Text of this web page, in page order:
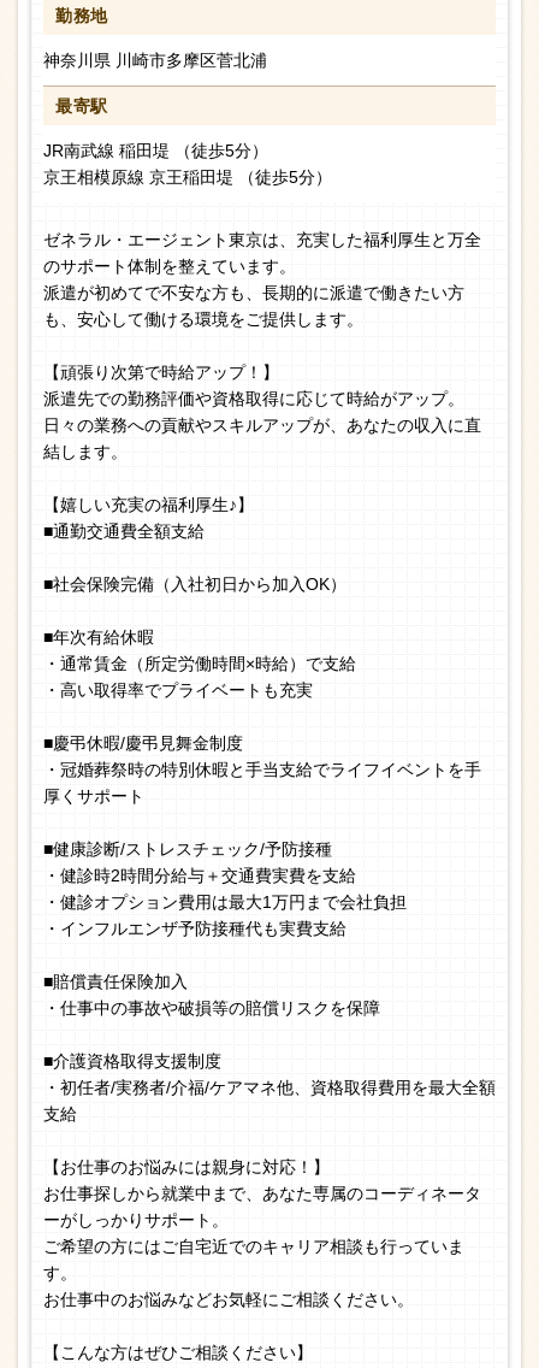
勤務地
神奈川県 川崎市多摩区菅北浦
最寄駅
JR南武線 稲田堤 （徒歩5分）
京王相模原線 京王稲田堤 （徒歩5分）
ゼネラル・エージェント東京は、充実した福利厚生と万全
のサポート体制を整えています。
派遣が初めてで不安な方も、長期的に派遣で働きたい方
も、安心して働ける環境をご提供します。
【頑張り次第で時給アップ！】
派遣先での勤務評価や資格取得に応じて時給がアップ。
日々の業務への貢献やスキルアップが、あなたの収入に直
結します。
【嬉しい充実の福利厚生♪】
■通勤交通費全額支給
■社会保険完備（入社初日から加入OK）
■年次有給休暇
・通常賃金（所定労働時間×時給）で支給
・高い取得率でプライベートも充実
■慶弔休暇/慶弔見舞金制度
・冠婚葬祭時の特別休暇と手当支給でライフイベントを手
厚くサポート
■健康診断/ストレスチェック/予防接種
・健診時2時間分給与＋交通費実費を支給
・健診オプション費用は最大1万円まで会社負担
・インフルエンザ予防接種代も実費支給
■賠償責任保険加入
・仕事中の事故や破損等の賠償リスクを保障
■介護資格取得支援制度
・初任者/実務者/介福/ケアマネ他、資格取得費用を最大全額
支給
【お仕事のお悩みには親身に対応！】
お仕事探しから就業中まで、あなた専属のコーディネータ
ーがしっかりサポート。
ご希望の方にはご自宅近でのキャリア相談も行っていま
す。
お仕事中のお悩みなどお気軽にご相談ください。
【こんな方はぜひご相談ください】